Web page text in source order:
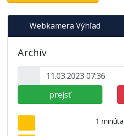
Webkamera Výhľad
Archív
prejsť
1 minúta